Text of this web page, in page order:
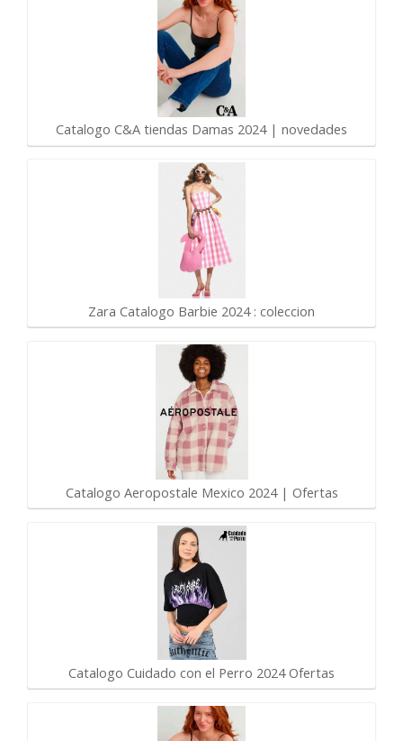
Catalogo C&A tiendas Damas 2024 | novedades
Zara Catalogo Barbie 2024 : coleccion
Catalogo Aeropostale Mexico 2024 | Ofertas
Catalogo Cuidado con el Perro 2024 Ofertas